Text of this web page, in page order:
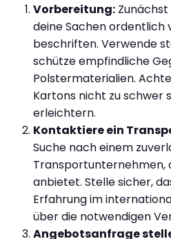
Vorbereitung:
deine Sachen ordentlich
beschriften. Verwende
schütze empfindliche
Polstermaterialien.
Kartons nicht zu schwer
erleichtern.
Kontaktiere ein
Suche nach einem
Transportunternehmen,
anbietet. Stelle sicher,
Erfahrung im
über die notwendigen
Angebotsanfrage